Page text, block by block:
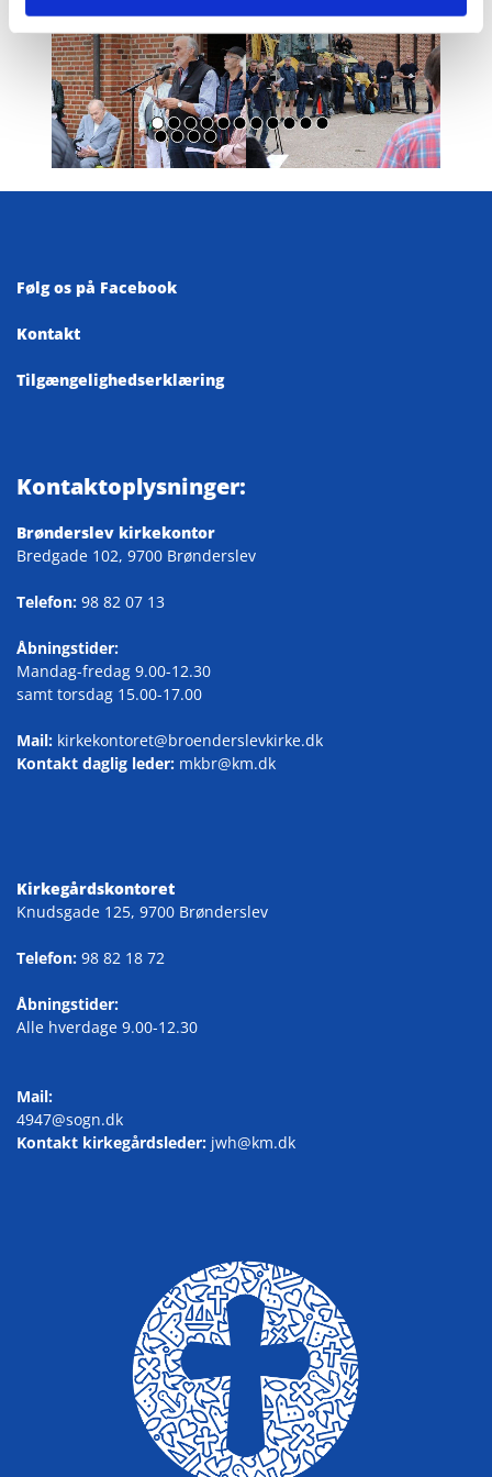
Følg os på Facebook
Kontakt
Tilgængelighedserklæring
Kontaktoplysninger:
Brønderslev kirkekontor
Bredgade 102, 9700 Brønderslev
Telefon: 98 82 07 13
Åbningstider:
Mandag-fredag 9.00-12.30
samt torsdag 15.00-17.00
Mail: kirkekontoret@broenderslevkirke.dk
Kontakt daglig leder: mkbr@km.dk
Kirkegårdskontoret
Knudsgade 125, 9700 Brønderslev
Telefon: 98 82 18 72
Åbningstider:
Alle hverdage 9.00-12.30
Mail:
4947@sogn.dk
Kontakt kirkegårdsleder: jwh@km.dk